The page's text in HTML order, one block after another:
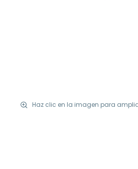
Haz clic en la imagen para